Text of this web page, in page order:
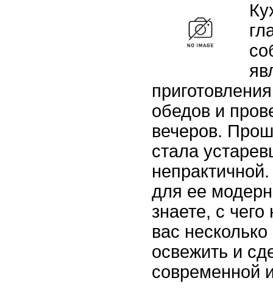
обедов и
вечеров.
стала
для ее
знаете, с
вас
освежить и
современной